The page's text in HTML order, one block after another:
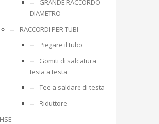
GRANDE RACCORDO
DIAMETRO
RACCORDI PER TUBI
Piegare il tubo
Gomiti di saldatura
testa a testa
Tee a saldare di testa
Riduttore
HSE